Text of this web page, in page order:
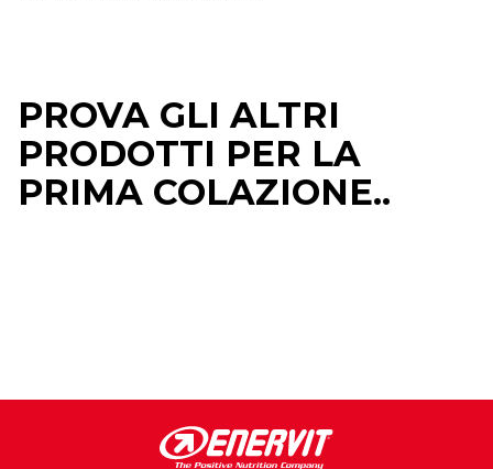
PROVA GLI ALTRI
PRODOTTI PER LA
PRIMA COLAZIONE..